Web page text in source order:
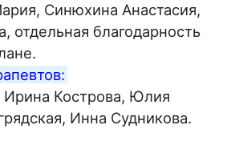
Синюхина Анастасия,
отдельная благодарность
Ирина Кострова, Юлия
Инна Судникова.